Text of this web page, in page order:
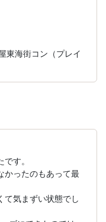
東海街コン（プレイ
す。
かったのもあって最
て気まずい状態でし